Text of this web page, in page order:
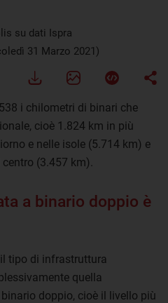
su dati Ispra
31 Marzo 2021)
i chilometri di binari che
cioè 1.824 km in più
e nelle isole (5.714 km) e
(3.457 km).
a binario doppio è
tipo di infrastruttura
quella
doppio, cioè il livello più